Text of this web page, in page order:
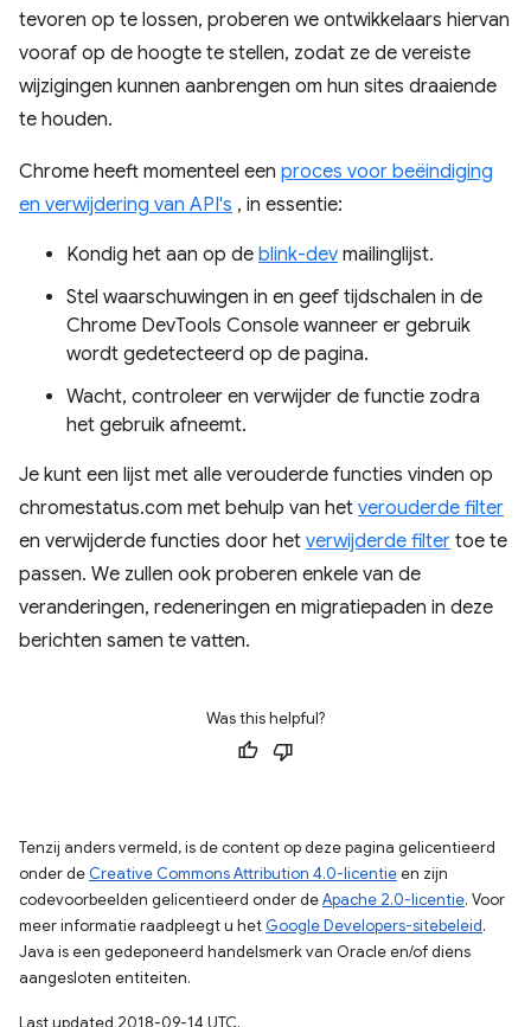
tevoren op te lossen, proberen we ontwikkelaars hiervan
vooraf op de hoogte te stellen, zodat ze de vereiste
wijzigingen kunnen aanbrengen om hun sites draaiende
te houden.
Chrome heeft momenteel een proces voor beëindiging
en verwijdering van API's , in essentie:
Kondig het aan op de blink-dev mailinglijst.
Stel waarschuwingen in en geef tijdschalen in de
Chrome DevTools Console wanneer er gebruik
wordt gedetecteerd op de pagina.
Wacht, controleer en verwijder de functie zodra
het gebruik afneemt.
Je kunt een lijst met alle verouderde functies vinden op
chromestatus.com met behulp van het verouderde filter
en verwijderde functies door het verwijderde filter toe te
passen. We zullen ook proberen enkele van de
veranderingen, redeneringen en migratiepaden in deze
berichten samen te vatten.
Was this helpful?
Tenzij anders vermeld, is de content op deze pagina gelicentieerd
onder de Creative Commons Attribution 4.0-licentieen zijn
codevoorbeelden gelicentieerd onder deApache 2.0-licentie. Voor
meer informatie raadpleegt u het Google Developers-sitebeleid.
Java is een gedeponeerd handelsmerk van Oracle en/of diens
aangesloten entiteiten.
Last updated 2018-09-14 UTC.